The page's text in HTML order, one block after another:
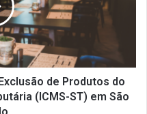
de Produtos do
(ICMS-ST) em São